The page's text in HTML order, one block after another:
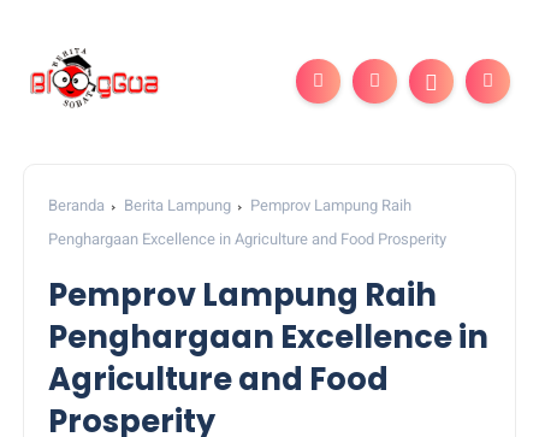
Beranda Berita Lampung
Pemprov Lampung Raih
Penghargaan Excellence in Agriculture and Food Prosperity
Pemprov Lampung Raih
Penghargaan Excellence in
Agriculture and Food
Prosperity